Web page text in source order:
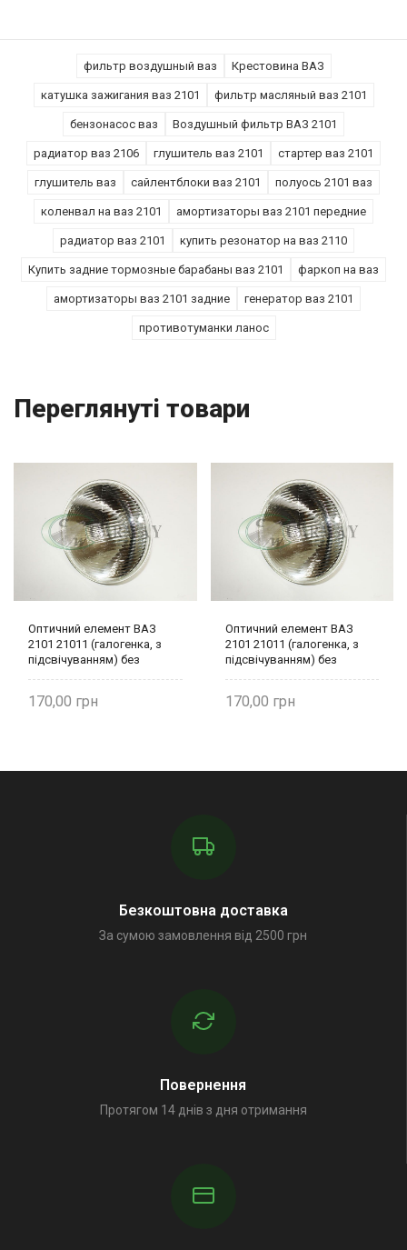
фильтр воздушный ваз Крестовина ВАЗ
катушка зажигания ваз 2101 фильтр масляный ваз 2101
бензонасос ваз Воздушный фильтр ВАЗ 2101
радиатор ваз 2106 глушитель ваз 2101 стартер ваз 2101
глушитель ваз сайлентблоки ваз 2101 полуось 2101 ваз
коленвал на ваз 2101 амортизаторы ваз 2101 передние
радиатор ваз 2101 купить резонатор на ваз 2110
Купить задние тормозные барабаны ваз 2101 фаркоп на ваз
амортизаторы ваз 2101 задние генератор ваз 2101
противотуманки ланос
Переглянуті товари
Оптичний елемент ВАЗ
2101 21011 (галогенка, з
підсвічуванням) без
170,00
Оптичний елемент ВАЗ
2101 21011 (галогенка, з
підсвічуванням) без
170,00
Безкоштовна доставка
За сумою замовлення від 2500 грн
Повернення
Протягом 14 днів з дня отримання